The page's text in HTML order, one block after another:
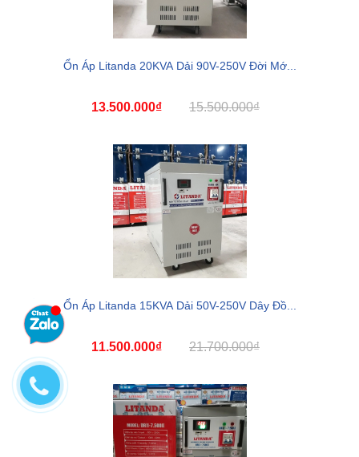
Ổn Áp Litanda 20KVA Dải 90V-250V Đời Mớ...
13.500.000₫ 15.500.000₫
Ổn Áp Litanda 15KVA Dải 50V-250V Dây Đồ...
11.500.000₫ 21.700.000₫